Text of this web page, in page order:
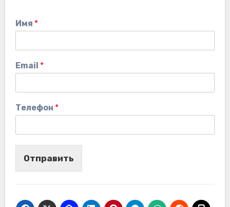
Имя *
Email *
Телефон *
Отправить